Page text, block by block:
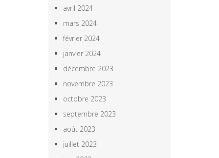
avril 2024
mars 2024
février 2024
janvier 2024
décembre 2023
novembre 2023
octobre 2023
septembre 2023
août 2023
juillet 2023